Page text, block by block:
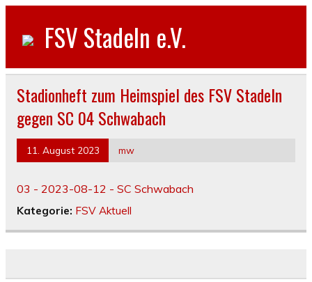
FSV Stadeln e.V.
Stadionheft zum Heimspiel des FSV Stadeln
gegen SC 04 Schwabach
11. August 2023 mw
03 - 2023-08-12 - SC Schwabach
Kategorie: FSV Aktuell